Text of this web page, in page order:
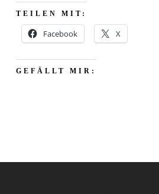
TEILEN MIT:
Facebook X
GEFÄLLT MIR: